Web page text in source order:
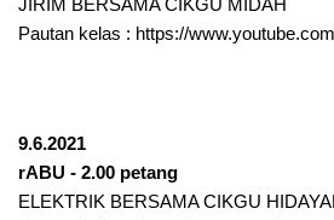
JIRIM BERSAMA CIKGU MIDAH
Pautan kelas : https://
9.6.2021
rABU - 2.00 petang
ELEKTRIK BERSAMA CIKGU